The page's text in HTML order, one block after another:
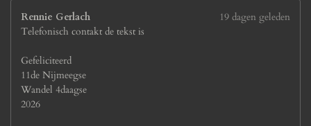
Rennie Gerlach
19 dagen geleden
Telefonisch contakt de tekst is
Gefeliciteerd
11de Nijmeegse
Wandel 4daagse
2026